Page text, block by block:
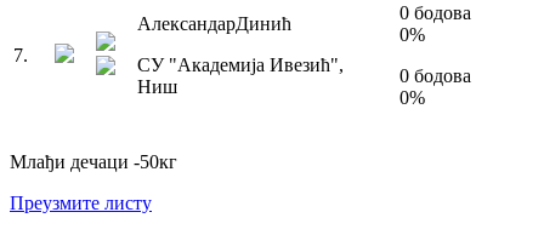
7.
АлександарДинић
СУ "Академија Ивезић",
Ниш
0 бодова
0%
0 бодова
0%
Млађи дечаци -50кг
Преузмите листу